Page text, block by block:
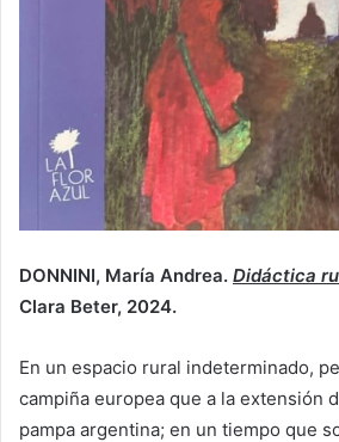
DONNINI, María Andrea. Didáctica
Clara Beter, 2024.
En un espacio rural indeterminado,
campiña europea que a la extensión
pampa argentina; en un tiempo que